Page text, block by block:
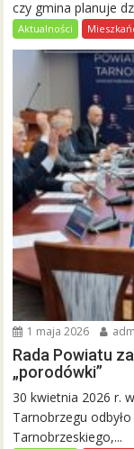
czy gmina planuje
Aktualności
1 maja 2026
Rada Powiatu
„porodówki”
30 kwietnia 2026 r.
Tarnobrzegu
Tarnobrzeskiego,...